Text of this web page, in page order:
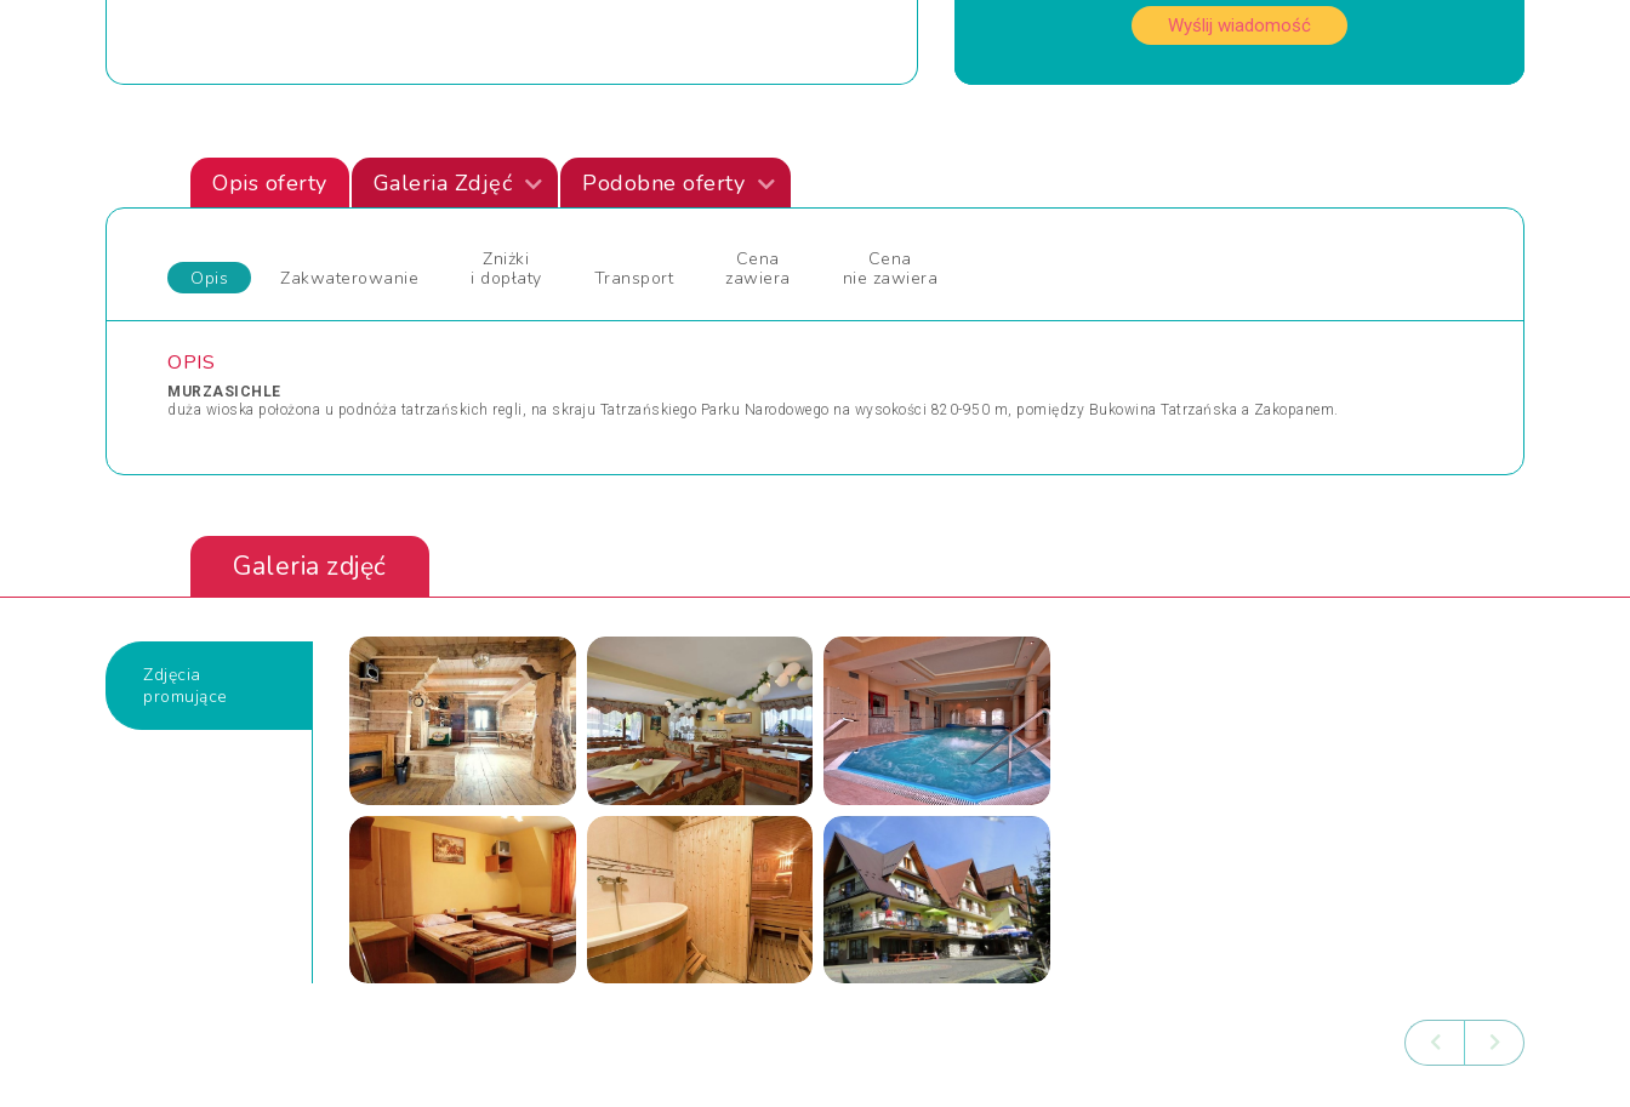
Wyślij wiadomość
Opis oferty Galeria Zdjęć Podobne oferty
Opis Zakwaterowanie
Zniżki
i dopłaty
Transport
Cena
zawiera
Cena
nie zawiera
OPIS
MURZASICHLE
duża wioska położona u podnóża tatrzańskich regli, na skraju Tatrzańskiego Parku Narodowego na wysokości 820-950 m, pomiędzy Bukowina Tatrzańska a Zakopanem.
Galeria zdjęć
Zdjęcia
promujące